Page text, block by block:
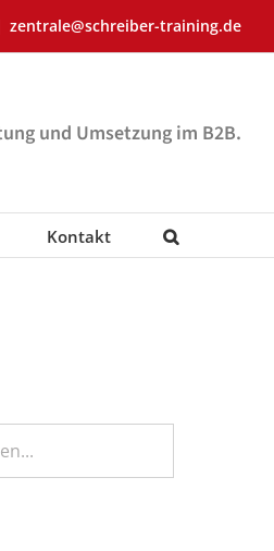
zentrale@schreiber-training.de
und Umsetzung im B2B.
Kontakt